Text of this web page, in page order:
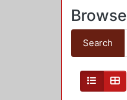
Browse
Search